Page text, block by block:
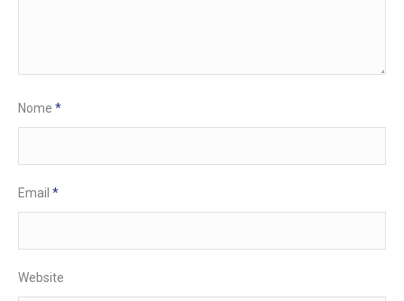
Nome *
Email *
Website